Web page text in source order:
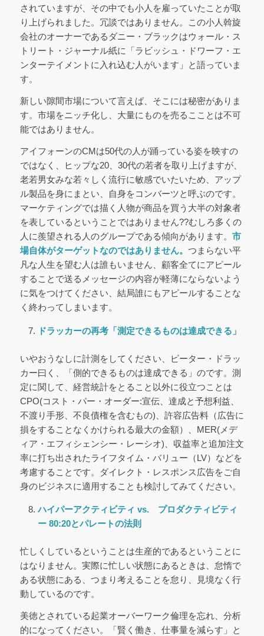
されていますが、その中でも小人を雇っていたことが取
り上げられました。冗談ではありません。この小人斡旋
会社のオーナーであるダニー・ブラックはウォール・ス
トリート・ジャーナル紙に「ラビッシュ・ドワーフ・エ
ンターテイメントに入れ込む人がいます」と語っていま
す。
新しい隙間市場について言えば、そこには秘密がありま
す。市場をニッチ化し、大量にものを売るこことは不可
能ではありません。
アイフォーンのCMは50代の人が踊っている姿を映すの
ではなく、ヒップな20、30代の若者を取り上げますが、
老若男女みな若々しく流行に敏感でいたいため、アップ
ル製品を身にまとい、自身をコンバーツと呼ぶのです。
マーケティングでは描く人物が商品を買う大半の対象者
を表しているということではありません??むしろ多くの
人に羨望される人のグループである傾向があります。 市
場自体がターゲットなのではありません。 つまらない平
凡な人生を望む人は誰もいません、顧客全てにアピール
することで送るメッセージの内容が軽薄にならないよう
に気をつけてください、結局誰にもアピールすることな
く終わってしまいます。
ドラッカーの再考「測定できるものは達成できる」
いやおうなしに計測をしてください、ピーター・ドラッ
カー曰く、「側的できるものは達成できる」のです。測
定に関して、経営統計をとること以外に役立つことは
CPO(コスト・パー・オーダー:宣伝、達成と予想利益、
不渡り手形、不良債権を含むもの)、許容広告料（広告に
損をすることなくかけられる最大の金額）、MER(メデ
ィア・エフィシェンシー・レーシオ)、収益率と追加注文
率に打ち出されたライフタイム・バリュー（LV）などを
考慮することです。ダイレクト・レスポンス広告をご自
身のビジネスに適用することも検討してみてください。
ハイパーアクティビティ vs. プロダクティビティ
ー 80:20とパレートの法則
忙しくしているということは生産的であるということに
はなりません。実際に忙しい状態にあるときは、怠惰で
ある状態にある、つまり考えることを怠り、見境なく行
動しているのです。
美徳とされている起業オーバーワーク倫理を忘れ、分析
的になってください。「賢く働き、仕事量を減らす」と